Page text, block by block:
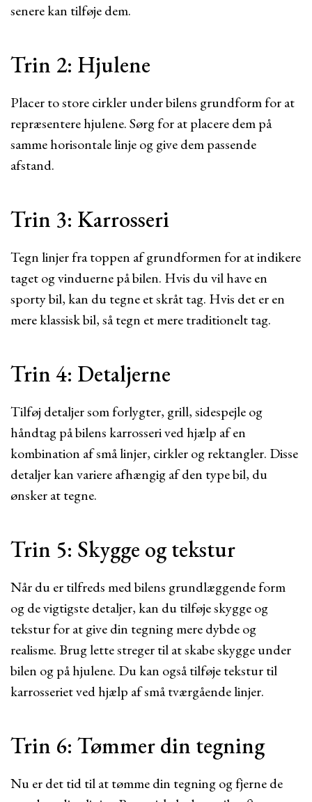
senere kan tilføje dem.
Trin 2: Hjulene
Placer to store cirkler under bilens grundform for at
repræsentere hjulene. Sørg for at placere dem på
samme horisontale linje og give dem passende
afstand.
Trin 3: Karrosseri
Tegn linjer fra toppen af ​​grundformen for at indikere
taget og vinduerne på bilen. Hvis du vil have en
sporty bil, kan du tegne et skråt tag. Hvis det er en
mere klassisk bil, så tegn et mere traditionelt tag.
Trin 4: Detaljerne
Tilføj detaljer som forlygter, grill, sidespejle og
håndtag på bilens karrosseri ved hjælp af en
kombination af små linjer, cirkler og rektangler. Disse
detaljer kan variere afhængig af den type bil, du
ønsker at tegne.
Trin 5: Skygge og tekstur
Når du er tilfreds med bilens grundlæggende form
og de vigtigste detaljer, kan du tilføje skygge og
tekstur for at give din tegning mere dybde og
realisme. Brug lette streger til at skabe skygge under
bilen og på hjulene. Du kan også tilføje tekstur til
karrosseriet ved hjælp af små tværgående linjer.
Trin 6: Tømmer din tegning
Nu er det tid til at tømme din tegning og fjerne de